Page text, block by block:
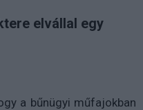
elvállal egy
a bűnügyi műfajokban